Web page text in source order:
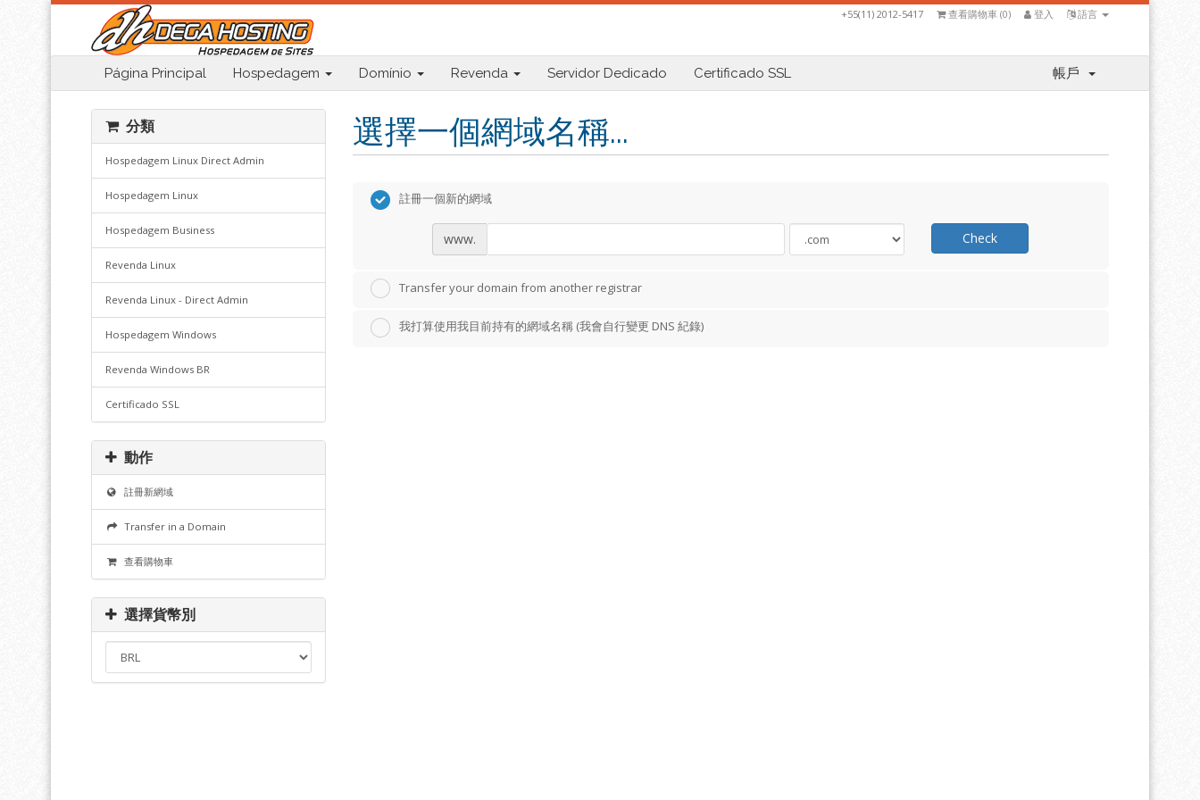
語言
登入
查看購物車 (0)
+55(11) 2012-5417
Página Principal Hospedagem Domínio Revenda Servidor Dedicado Certificado SSL 帳戶
選擇一個網域名稱...
分類
Hospedagem Linux Direct Admin
Hospedagem Linux
Hospedagem Business
Revenda Linux
Revenda Linux - Direct Admin
Hospedagem Windows
Revenda Windows BR
Certificado SSL
動作
註冊新網域
Transfer in a Domain
查看購物車
選擇貨幣別
註冊一個新的網域
www. Check
Transfer your domain from another registrar
我打算使用我目前持有的網域名稱 (我會自行變更 DNS 紀錄)